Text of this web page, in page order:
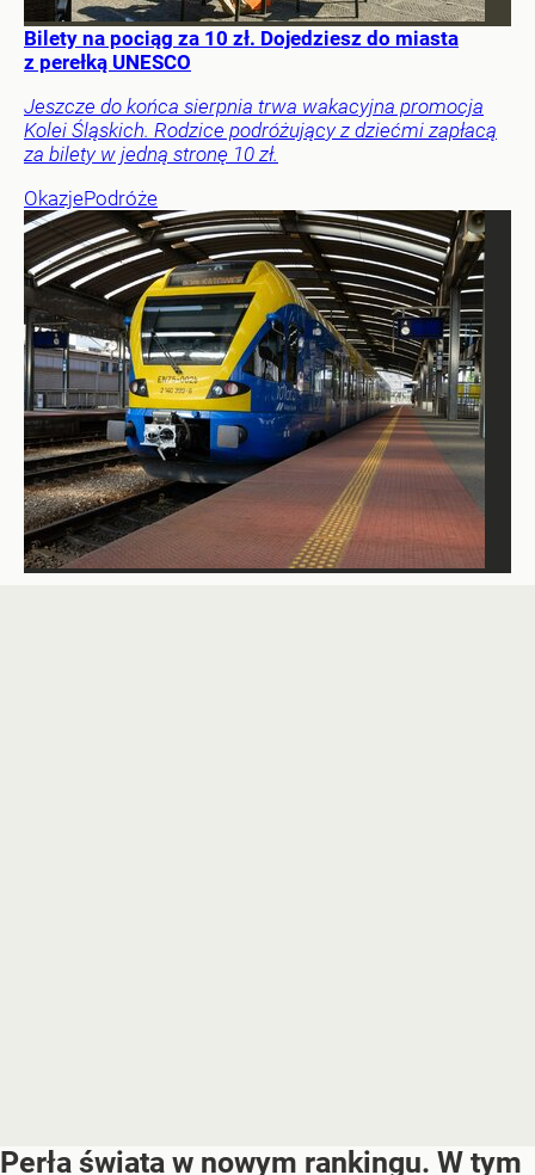
Bilety na pociąg za 10 zł. Dojedziesz do miasta
z perełką UNESCO
Jeszcze do końca sierpnia trwa wakacyjna promocja
Kolei Śląskich. Rodzice podróżujący z dziećmi zapłacą
za bilety w jedną stronę 10 zł.
OkazjePodróże
Perła świata w nowym rankingu. W tym